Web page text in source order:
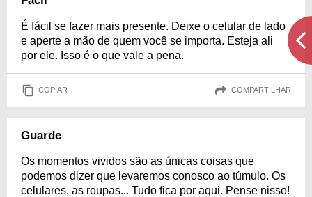
É fácil se fazer mais presente. Deixe o celular de lado
e aperte a mão de quem você se importa. Esteja ali
por ele. Isso é o que vale a pena.
COPIAR COMPARTILHAR
Guarde
Os momentos vividos são as únicas coisas que
podemos dizer que levaremos conosco ao túmulo. Os
celulares, as roupas... Tudo fica por aqui. Pense nisso!